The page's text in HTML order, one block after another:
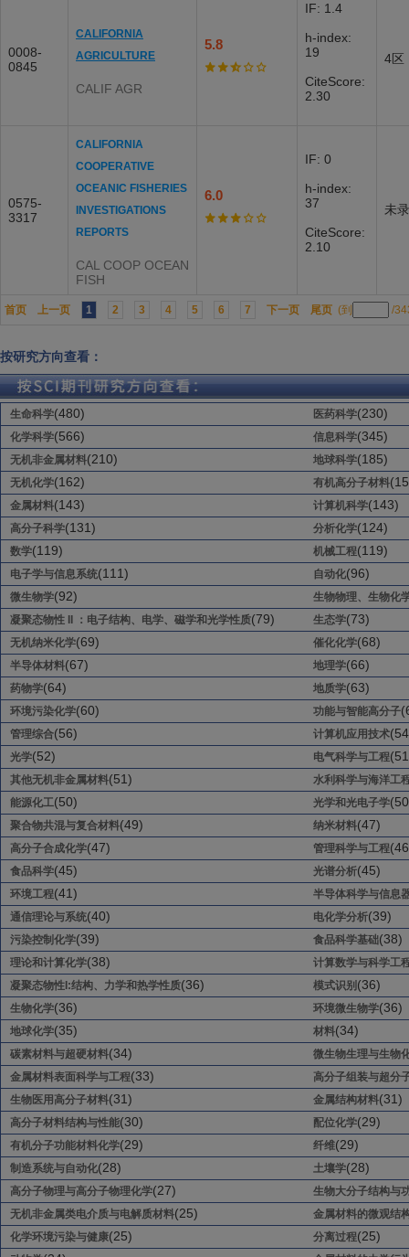
0008-
0845
CALIFORNIA
AGRICULTURE
CALIF AGR
5.8
IF: 1.4
h-index:
19
CiteScore:
2.30
4区
0575-
3317
CALIFORNIA
COOPERATIVE
OCEANIC FISHERIES
INVESTIGATIONS
REPORTS
CAL COOP OCEAN
FISH
6.0
IF: 0
h-index:
37
CiteScore:
2.10
未录
首页 上一页 1 2 3 4 5 6 7 下一页 尾页 (到 /
按研究方向查看：
生命科学(480) 医药科学(230)
化学科学(566) 信息科学(345)
无机非金属材料(210) 地球科学(185)
无机化学(162) 有机高分子材料
金属材料(143) 计算机科学(143)
高分子科学(131) 分析化学(124)
数学(119) 机械工程(119)
电子学与信息系统(111) 自动化(96)
微生物学(92)
生物物理、生物化
凝聚态物性 II ：电子结构、电学、磁学和光学性质(79) 生态学(73)
无机纳米化学(69) 催化化学(68)
半导体材料(67) 地理学(66)
药物学(64) 地质学(63)
环境污染化学(60) 功能与智能高分子
管理综合(56) 计算机应用技术
光学(52) 电气科学与工程
其他无机非金属材料(51)
水利科学与海洋工
能源化工(50) 光学和光电子学
聚合物共混与复合材料(49) 纳米材料(47)
高分子合成化学(47) 管理科学与工程
食品科学(45) 光谱分析(45)
环境工程(41)
半导体科学与信息
通信理论与系统(40) 电化学分析(39)
污染控制化学(39) 食品科学基础(38)
理论和计算化学(38)
计算数学与科学工
凝聚态物性I:结构、力学和热学性质(36) 模式识别 (36)
生物化学(36) 环境微生物学(36)
地球化学(35) 材料(34)
碳素材料与超硬材料(34)
微生物生理与生物
金属材料表面科学与工程(33)
高分子组装与超分
生物医用高分子材料(31) 金属结构材料(31)
高分子材料结构与性能(30) 配位化学(29)
有机分子功能材料化学(29) 纤维(29)
制造系统与自动化(28) 土壤学(28)
高分子物理与高分子物理化学(27)
生物大分子结构与
无机非金属类电介质与电解质材料(25)
金属材料的微观结
化学环境污染与健康(25) 分离过程(25)